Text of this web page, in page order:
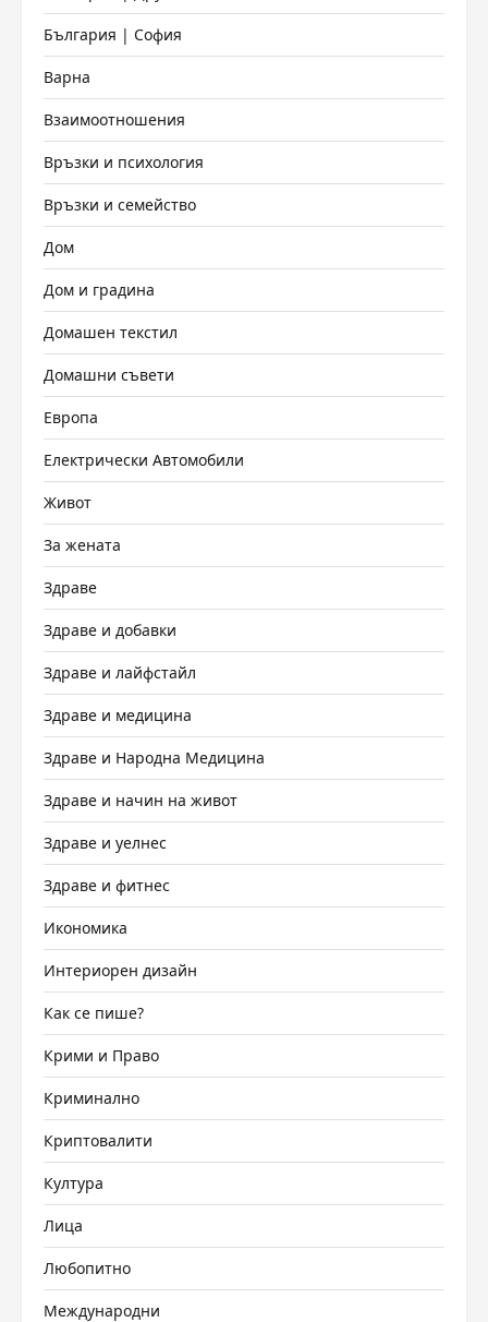
България | София
Варна
Взаимоотношения
Връзки и психология
Връзки и семейство
Дом
Дом и градина
Домашен текстил
Домашни съвети
Европа
Електрически Автомобили
Живот
За жената
Здраве
Здраве и добавки
Здраве и лайфстайл
Здраве и медицина
Здраве и Народна Медицина
Здраве и начин на живот
Здраве и уелнес
Здраве и фитнес
Икономика
Интериорен дизайн
Как се пише?
Крими и Право
Криминално
Криптовалити
Култура
Лица
Любопитно
Международни